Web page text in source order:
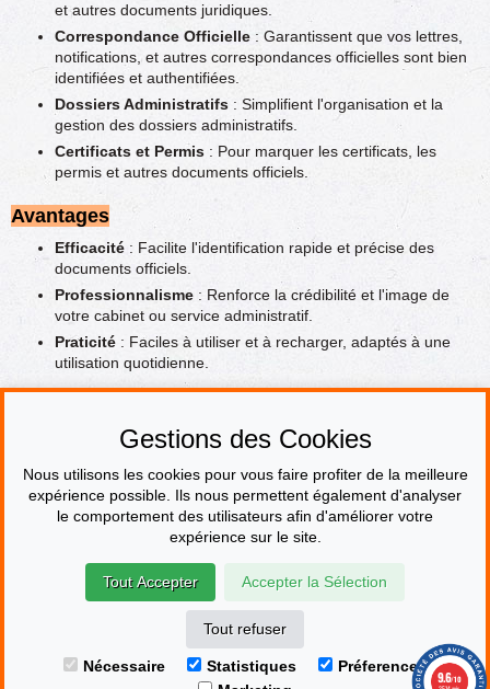
et autres documents juridiques.
Correspondance Officielle : Garantissent que vos lettres,
notifications, et autres correspondances officielles sont bien
identifiées et authentifiées.
Dossiers Administratifs : Simplifient l'organisation et la
gestion des dossiers administratifs.
Certificats et Permis : Pour marquer les certificats, les
permis et autres documents officiels.
Avantages
Efficacité : Facilite l'identification rapide et précise des
documents officiels.
Professionnalisme : Renforce la crédibilité et l'image de
votre cabinet ou service administratif.
Praticité : Faciles à utiliser et à recharger, adaptés à une
utilisation quotidienne.
Adoptez lestampons encreurs personnalisés Trodat pour le
opérations et afficher un professionnalisme irréprochable dans
PAIEMENT SÉCURISÉ
© Le fabricant de Tampons Contact
Mentions légales
Devenir revendeur
Marchand approuvé par la Société des Avis Garantis,
cliquez ici pour
afficher l'attestation.
Gestions des Cookies
Nous utilisons les cookies pour vous faire profiter de la meilleure
expérience possible. Ils nous permettent également d'analyser
le comportement des utilisateurs afin d'améliorer votre
expérience sur le site.
Tout Accepter Accepter la Sélection
Tout refuser
Nécessaire Statistiques
Préferences
9.6/10